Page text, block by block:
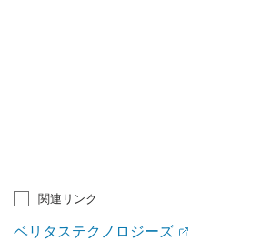
関連リンク
ベリタステクノロジーズ